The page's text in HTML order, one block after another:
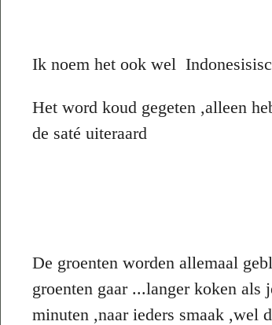
Ik noem het ook wel
Het word koud gegeten ,alleen
de saté uiteraard
De groenten worden allemaal
groenten gaar ...langer koken als
minuten ,naar ieders smaak ,wel